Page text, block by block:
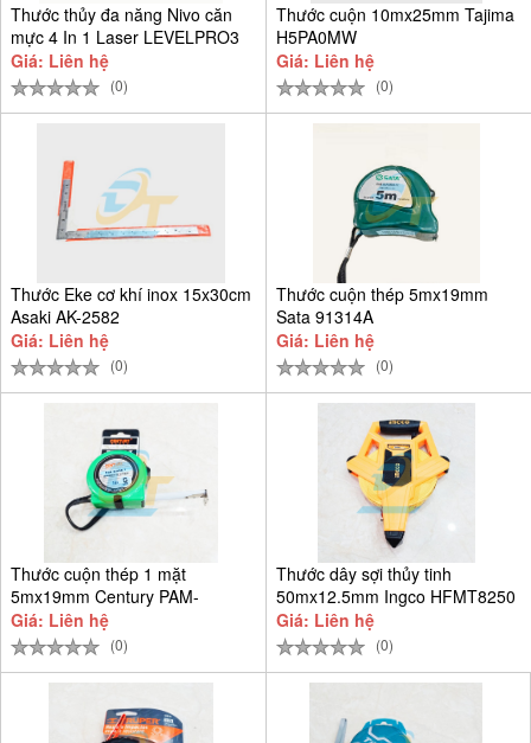
Thước thủy đa năng Nivo căn
mực 4 In 1 Laser LEVELPRO3
Giá: Liên hệ
(0)
Thước cuộn 10mx25mm Tajima
H5PA0MW
Giá: Liên hệ
(0)
Thước Eke cơ khí inox 15x30cm
Asaki AK-2582
Giá: Liên hệ
(0)
Thước cuộn thép 5mx19mm
Sata 91314A
Giá: Liên hệ
(0)
Thước cuộn thép 1 mặt
5mx19mm Century PAM-
CEN5M-T
Giá: Liên hệ
(0)
Thước dây sợi thủy tinh
50mx12.5mm Ingco HFMT8250
Giá: Liên hệ
(0)